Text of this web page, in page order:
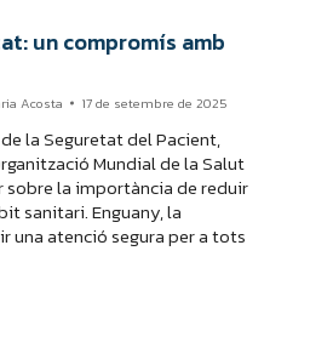
un compromís amb
Acosta 17 de setembre de 2025
la Seguretat del Pacient,
Mundial de la Salut
sobre la importància de reduir
sanitari. Enguany, la
una atenció segura per a tots